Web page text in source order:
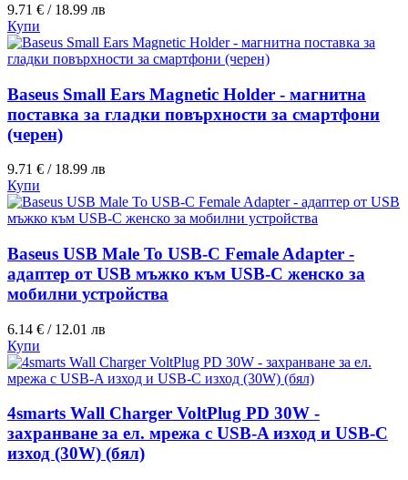
9.71 € / 18.99 лв
Купи
Baseus Small Ears Magnetic Holder - магнитна
поставка за гладки повърхности за смартфони
(черен)
9.71 € / 18.99 лв
Купи
Baseus USB Male To USB-C Female Adapter -
адаптер от USB мъжко към USB-C женско за
мобилни устройства
6.14 € / 12.01 лв
Купи
4smarts Wall Charger VoltPlug PD 30W -
захранване за ел. мрежа с USB-A изход и USB-C
изход (30W) (бял)